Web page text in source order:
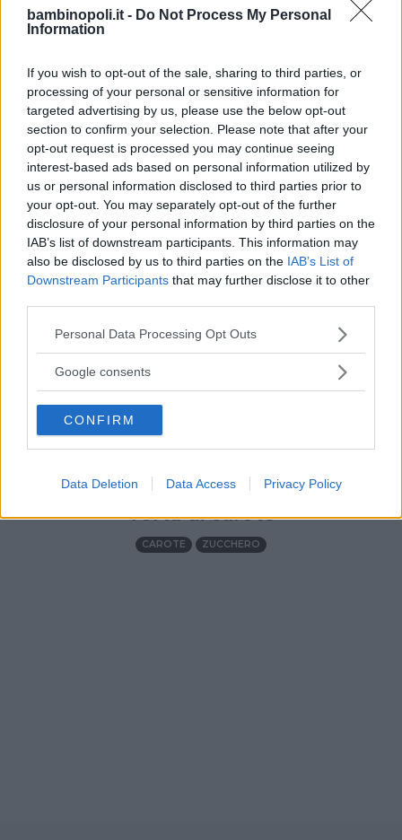
bambinopoli.it - Do Not Process My Personal
Information
If you wish to opt-out of the sale, sharing to third parties, or
processing of your personal or sensitive information for
targeted advertising by us, please use the below opt-out
section to confirm your selection. Please note that after your
opt-out request is processed you may continue seeing
interest-based ads based on personal information utilized by
us or personal information disclosed to third parties prior to
your opt-out. You may separately opt-out of the further
disclosure of your personal information by third parties on the
IAB’s list of downstream participants. This information may
also be disclosed by us to third parties on the IAB’s List of
Downstream Participants that may further disclose it to other
Please note that this website/app uses one or more Google
not limited to your visit or usage behaviour. You may click to
use your data for below specified purposes in below Google
consent section.
Personal Data Processing Opt Outs
Google consents
CONFIRM
Data Deletion Data Access Privacy Policy
STAGIONE
PRIMAVERA • INVERNO
Torta di carote
CAROTE ZUCCHERO